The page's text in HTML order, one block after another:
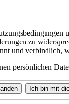
zu
und verbindlich,
persönlichen